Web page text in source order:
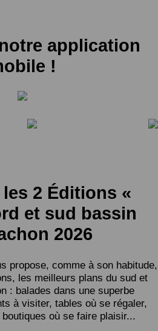
application
!
2 Éditions «
et sud bassin
2026
propose, comme à son habitude,
les meilleurs plans du sud et
: balades dans une superbe
à visiter, tables où se régaler,
où se faire plaisir...